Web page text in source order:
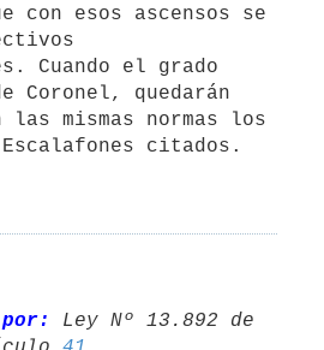
con esos ascensos se
Cuando el grado
Coronel, quedarán
las mismas normas los
citados.
por:
Ley Nº 13.892 de